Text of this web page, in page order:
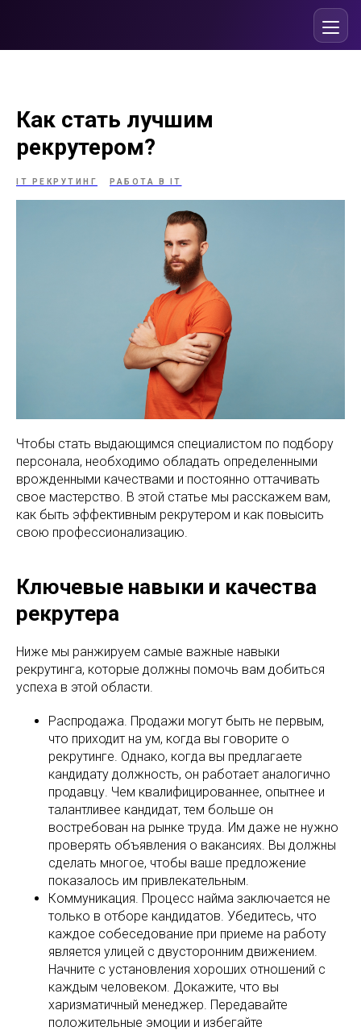
Как стать лучшим
рекрутером?
IT РЕКРУТИНГ РАБОТА В IT
Чтобы стать выдающимся специалистом по подбору
персонала, необходимо обладать определенными
врожденными качествами и постоянно оттачивать
свое мастерство. В этой статье мы расскажем вам,
как быть эффективным рекрутером и как повысить
свою профессионализацию.
Ключевые навыки и качества
рекрутера
Ниже мы ранжируем самые важные навыки
рекрутинга, которые должны помочь вам добиться
успеха в этой области.
Распродажа. Продажи могут быть не первым,
что приходит на ум, когда вы говорите о
рекрутинге. Однако, когда вы предлагаете
кандидату должность, он работает аналогично
продавцу. Чем квалифицированнее, опытнее и
талантливее кандидат, тем больше он
востребован на рынке труда. Им даже не нужно
проверять объявления о вакансиях. Вы должны
сделать многое, чтобы ваше предложение
показалось им привлекательным.
Коммуникация. Процесс найма заключается не
только в отборе кандидатов. Убедитесь, что
каждое собеседование при приеме на работу
является улицей с двусторонним движением.
Начните с установления хороших отношений с
каждым человеком. Докажите, что вы
харизматичный менеджер. Передавайте
положительные эмоции и избегайте